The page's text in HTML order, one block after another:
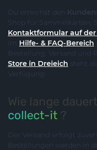
Du erreichst den
Kontaktformular auf
im Hilfe- & FAQ-Bereich
Bestellung, Versand und
Store in Dreieich steht
Verfügung.
Wie lange
collect-it ?
Der Versand erfolgt
Bestellungen werden in